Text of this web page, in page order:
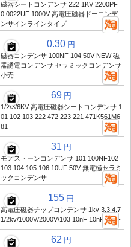
磁器シートコンデンサ 222 1KV 2200PF
0.0022UF 1000V 高電圧磁器ドーコンデ
ンサインラインタイプ
0.30 円
磁器コンデンサ 100NF 104 50V NEW 磁
器誘電コンデンサ セラミックコンデンサ
小売
69 円
1/2/3/6KV 高電圧磁器シートコンデンサ 1
01 102 103 222 472 223 221 471K561M6
81
31 円
モノストーンコンデンサ 101 100NF102
103 104 105 106 10UF 50V 無電極セラミ
ックコンデンサ
155 円
高電圧磁器チップコンデンサ 1kv 3.3 4.7
1/2kv/1000V/2000V/103 10nF 10nF 10nF
62 円